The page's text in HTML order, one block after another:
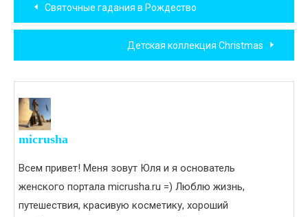
по
записям
Святочные гадания в Рождество
Детская коллекция Christmas
micrusha
Всем привет! Меня зовут Юля и я основатель
женского портала micrusha.ru =) Люблю жизнь,
путешествия, красивую косметику, хороший